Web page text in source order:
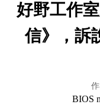
好野工作
信》，訴
BIOS